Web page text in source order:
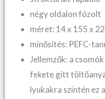
négy oldalon fózolt
méret: 14 x 155 x
minősítés: PEFC-
Jellemzők: a
fekete gitt
lyukakra szintén ez